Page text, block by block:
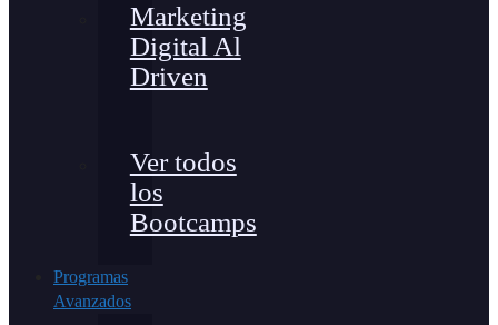
Marketing
Digital Al
Driven
Ver todos
los
Bootcamps
Programas
Avanzados